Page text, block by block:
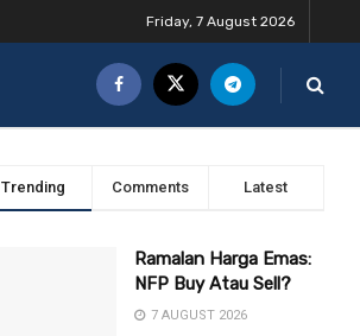
Friday, 7 August 2026
Trending Comments Latest
Ramalan Harga Emas:
NFP Buy Atau Sell?
7 AUGUST 2026